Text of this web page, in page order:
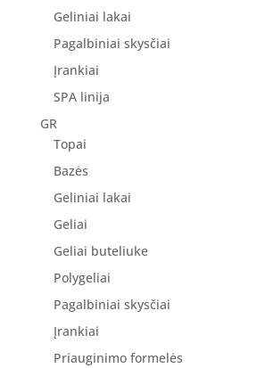
Geliniai lakai
Pagalbiniai skysčiai
Įrankiai
SPA linija
GR
Topai
Bazės
Geliniai lakai
Geliai
Geliai buteliuke
Polygeliai
Pagalbiniai skysčiai
Įrankiai
Priauginimo formelės